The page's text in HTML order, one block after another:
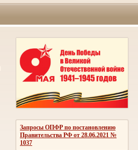
Запросы ОПФР по постановлению
Правительства РФ от 28.06.2021 №
1037